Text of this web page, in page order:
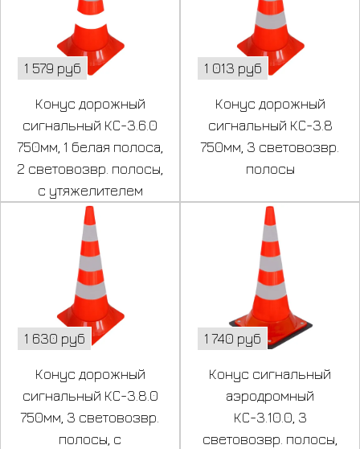
1 579 руб
Конус дорожный
сигнальный КС-3.6.0
750мм, 1 белая полоса,
2 световозвр. полосы,
с утяжелителем
1 013 руб
Конус дорожный
сигнальный КС-3.8
750мм, 3 световозвр.
полосы
1 630 руб
Конус дорожный
сигнальный КС-3.8.0
750мм, 3 световозвр.
полосы, с
1 740 руб
Конус сигнальный
аэродромный
КС-3.10.0, 3
световозвр. полосы,